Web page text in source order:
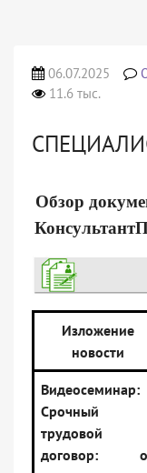
06.07.2025
11.6 тыс.
Обзор
Изложение
новости
Видеосеминар:
Срочный
трудовой
договор: